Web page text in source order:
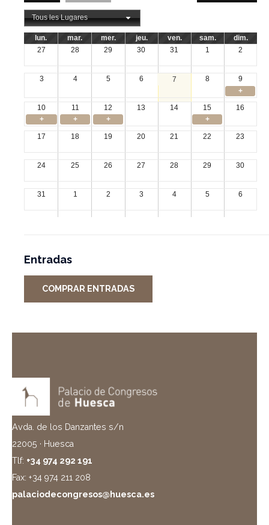
Tous les Lugares
lun. mar. mer. jeu. ven. sam.
dim.
27
28 29 30 31 1 2
3 4 5 6 7 8
9
+
10
11 12 13 14 15
16
+
+ + +
17 18 19 20 21 22 23
24 25 26 27 28 29 30
31 1 2 3 4 5 6
Entradas
COMPRAR ENTRADAS
Avda. de los Danzantes s/n
22005 · Huesca
Tlf: +34 974 292 191
Fax: +34 974 211 208
palaciodecongresos@huesca.es